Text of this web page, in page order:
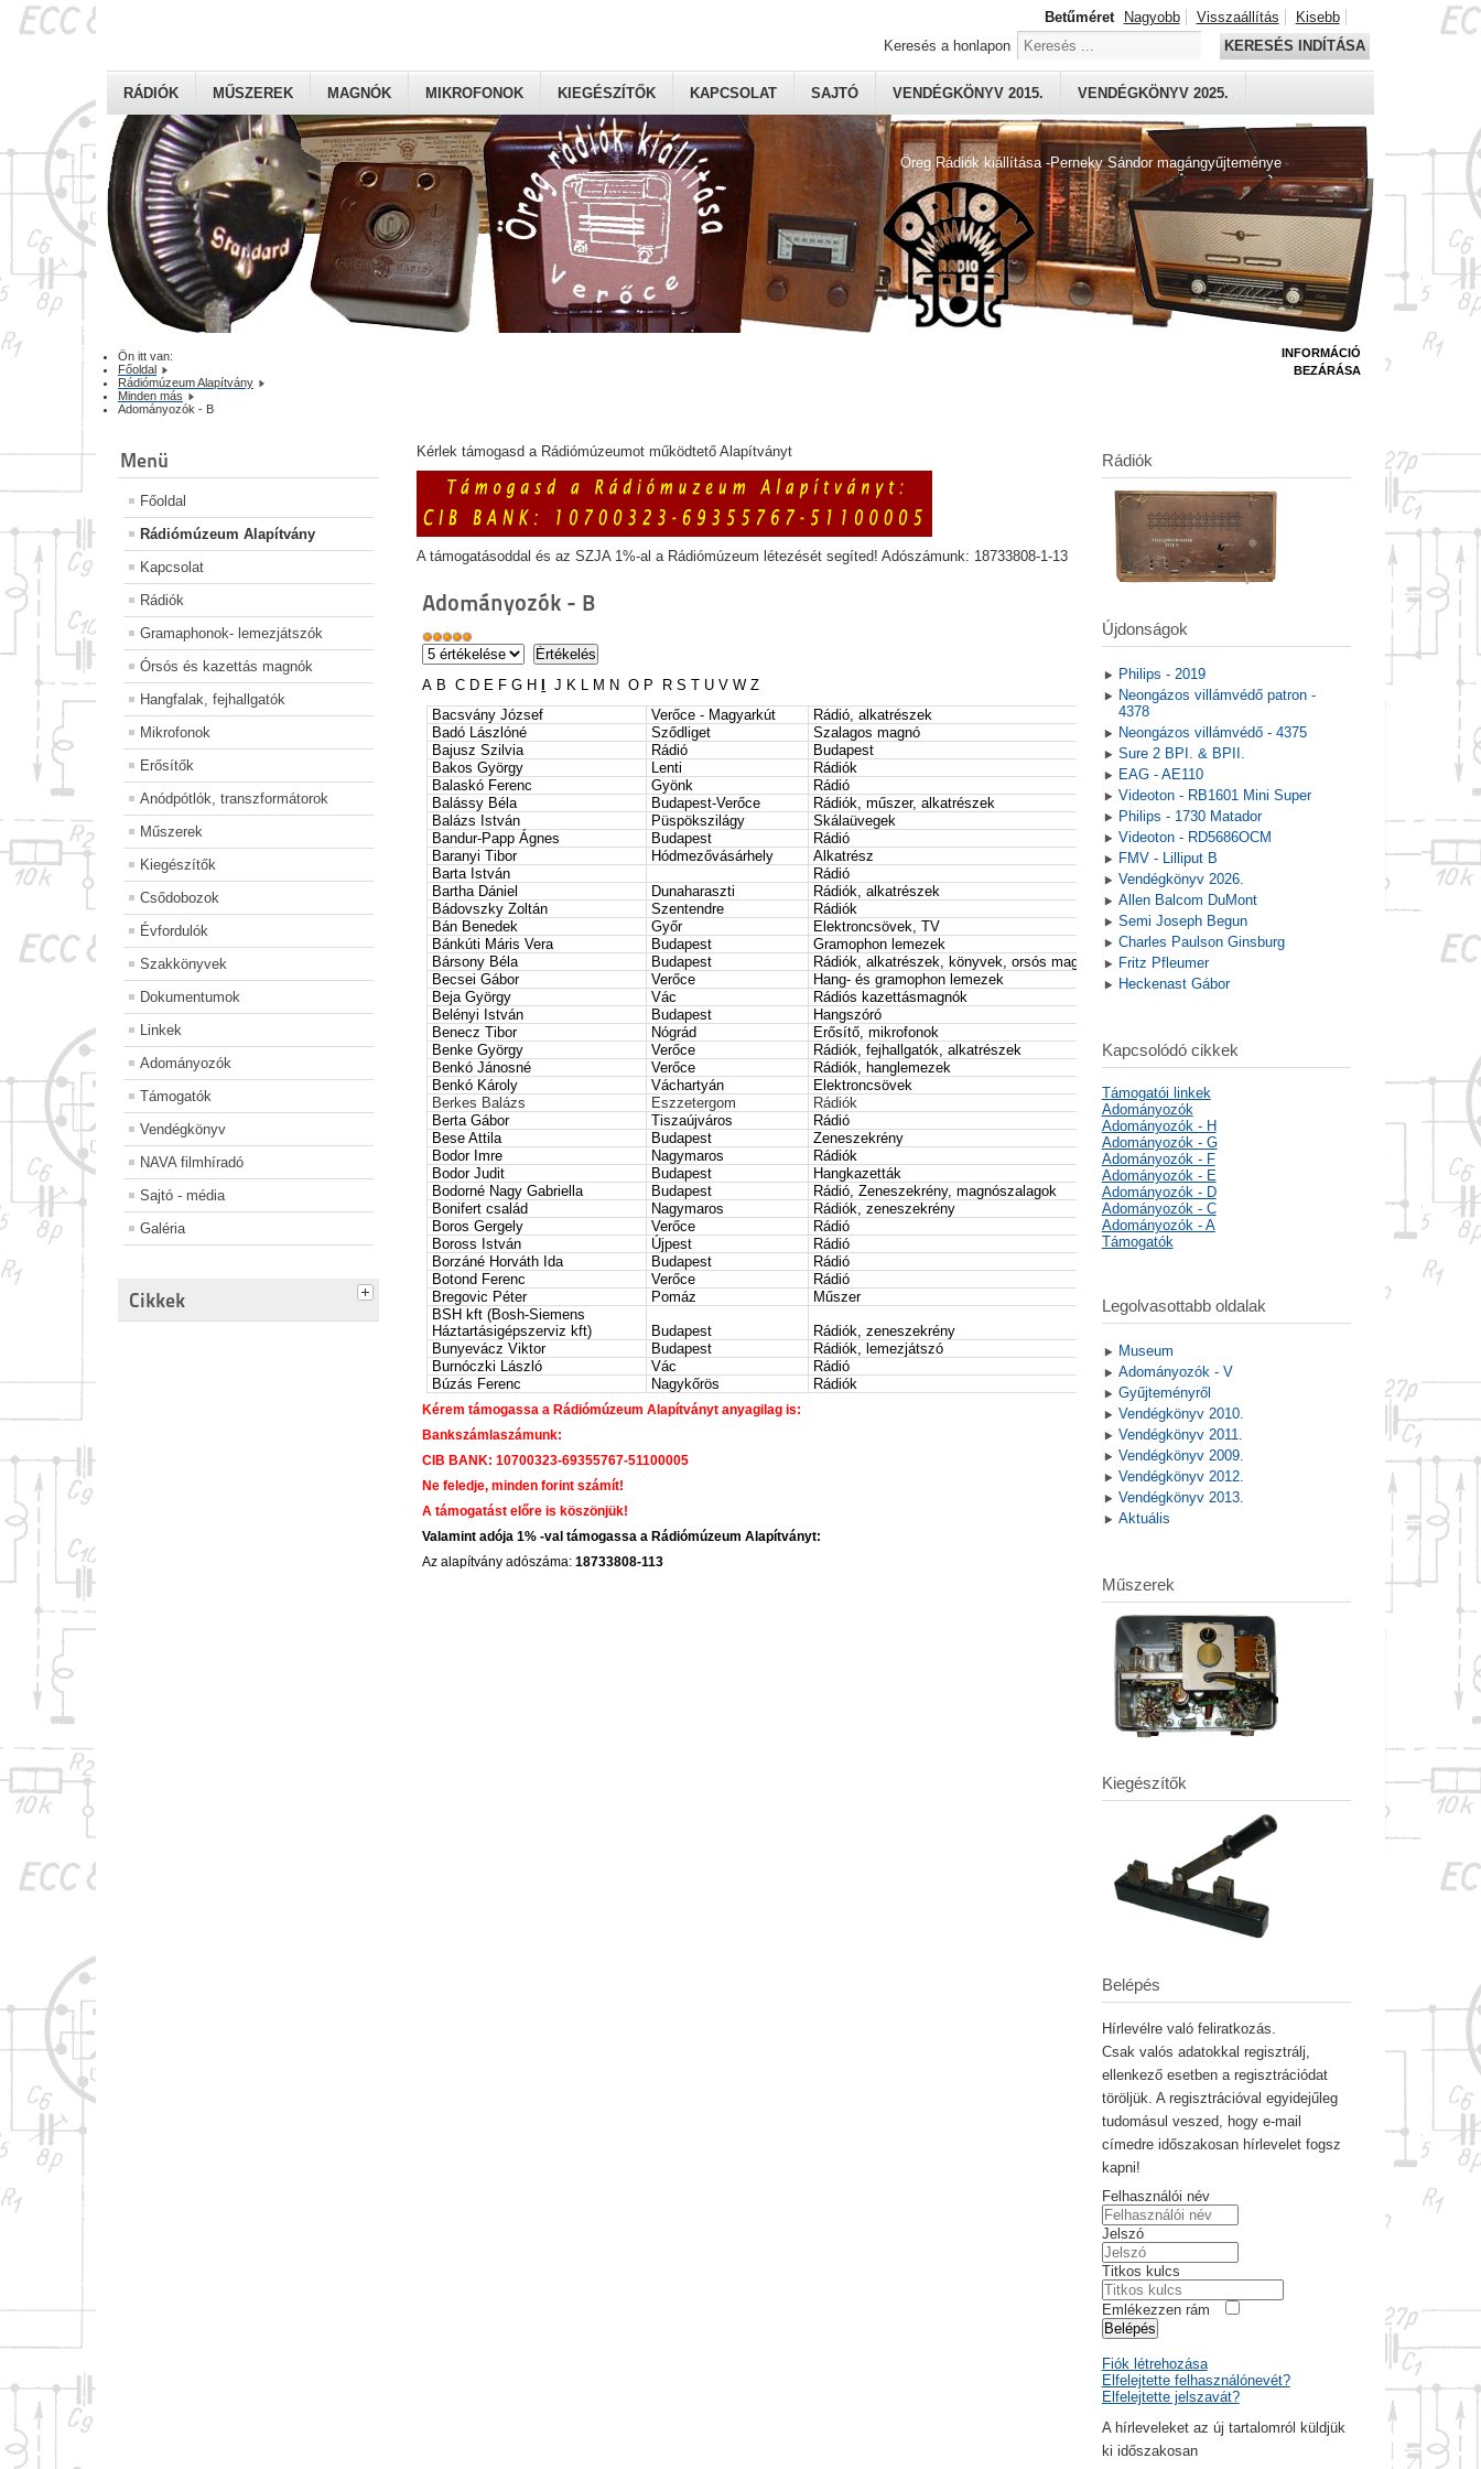
Öreg Rádiók kiállítása -Perneky Sándor magángyűjteménye
RÁDIÓK MŰSZEREK MAGNÓK MIKROFONOK KIEGÉSZÍTŐK KAPCSOLAT SAJTÓ VENDÉGKÖNYV 2015. VENDÉGKÖNYV 2025.
Betűméret Nagyobb Visszaállítás
Kisebb
Keresés a honlapon
KERESÉS INDÍTÁSA
Ön itt van:
Főoldal
Rádiómúzeum Alapítvány
Minden más
Adományozók - B
Menü
Főoldal
Rádiómúzeum Alapítvány
Kapcsolat
Rádiók
Gramaphonok- lemezjátszók
Órsós és kazettás magnók
Hangfalak, fejhallgatók
Mikrofonok
Erősítők
Anódpótlók, transzformátorok
Műszerek
Kiegészítők
Csődobozok
Évfordulók
Szakkönyvek
Dokumentumok
Linkek
Adományozók
Támogatók
Vendégkönyv
NAVA filmhíradó
Sajtó - média
Galéria
Cikkek
Kérlek támogasd a Rádiómúzeumot működtető Alapítványt
A támogatásoddal és az SZJA 1%-al a Rádiómúzeum létezését segíted! Adószámunk: 18733808-1-13
Adományozók - B
A BC D E F G H J K L M NO P R S T U V W Z
Bacsvány József
Verőce - Magyarkút
Rádió, alkatrészek
Badó Lászlóné
Sződliget
Szalagos magnó
Bajusz Szilvia
Rádió
Budapest
Bakos György
Lenti
Rádiók
Balaskó Ferenc
Gyönk
Rádió
Balássy Béla
Budapest-Verőce
Rádiók, műszer, alkatrészek
Balázs István
Püspökszilágy
Skálaüvegek
Bandur-Papp Ágnes
Budapest
Rádió
Baranyi Tibor
Hódmezővásárhely
Alkatrész
Barta István
Rádió
Bartha Dániel
Dunaharaszti
Rádiók, alkatrészek
Bádovszky Zoltán
Szentendre
Rádiók
Bán Benedek
Győr
Elektroncsövek, TV
Bánkúti Máris Vera
Budapest
Gramophon lemezek
Bársony Béla
Budapest
Rádiók, alkatrészek, könyvek, orsós magnószalagok
Becsei Gábor
Verőce
Hang- és gramophon lemezek
Beja György
Vác
Rádiós kazettásmagnók
Belényi István
Budapest
Hangszóró
Benecz Tibor
Nógrád
Erősítő, mikrofonok
Benke György
Verőce
Rádiók, fejhallgatók, alkatrészek
Benkó Jánosné
Verőce
Rádiók, hanglemezek
Benkó Károly
Váchartyán
Elektroncsövek
Berkes Balázs
Eszzetergom
Rádiók
Berta Gábor
Tiszaújváros
Rádió
Bese Attila
Budapest
Zeneszekrény
Bodor Imre
Nagymaros
Rádiók
Bodor Judit
Budapest
Hangkazetták
Bodorné Nagy Gabriella
Budapest
Rádió, Zeneszekrény, magnószalagok
Bonifert család
Nagymaros
Rádiók, zeneszekrény
Boros Gergely
Verőce
Rádió
Boross István
Újpest
Rádió
Borzáné Horváth Ida
Budapest
Rádió
Botond Ferenc
Verőce
Rádió
Bregovic Péter
Pomáz
Műszer
BSH kft (Bosh-Siemens
Háztartásigépszerviz kft)
Budapest
Rádiók, zeneszekrény
Bunyevácz Viktor
Budapest
Rádiók, lemezjátszó
Burnóczki László
Vác
Rádió
Búzás Ferenc
Nagykőrös Rádiók
Kérem támogassa a Rádiómúzeum Alapítványt anyagilag is:
Bankszámlaszámunk:
CIB BANK: 10700323-69355767-51100005
Ne feledje, minden forint számít!
A támogatást előre is köszönjük!
Valamint adója 1% -val támogassa a Rádiómúzeum Alapítványt:
Az alapítvány adószáma:18733808-113
INFORMÁCIÓ
BEZÁRÁSA
Rádiók
Újdonságok
Philips - 2019
Neongázos villámvédő patron -
4378
Neongázos villámvédő - 4375
Sure 2 BPI. & BPII.
EAG - AE110
Videoton - RB1601 Mini Super
Philips - 1730 Matador
Videoton - RD5686OCM
FMV - Lilliput B
Vendégkönyv 2026.
Allen Balcom DuMont
Semi Joseph Begun
Charles Paulson Ginsburg
Fritz Pfleumer
Heckenast Gábor
Kapcsolódó cikkek
Támogatói linkek
Adományozók
Adományozók - H
Adományozók - G
Adományozók - F
Adományozók - E
Adományozók - D
Adományozók - C
Adományozók - A
Támogatók
Legolvasottabb oldalak
Museum
Adományozók - V
Gyűjteményről
Vendégkönyv 2010.
Vendégkönyv 2011.
Vendégkönyv 2009.
Vendégkönyv 2012.
Vendégkönyv 2013.
Aktuális
Műszerek
Kiegészítők
Belépés
Hírlevélre való feliratkozás.
Csak valós adatokkal regisztrálj,
ellenkező esetben a regisztrációdat
töröljük. A regisztrációval egyidejűleg
tudomásul veszed, hogy e-mail
címedre időszakosan hírlevelet fogsz
kapni!
Felhasználói név
Jelszó
Titkos kulcs
Emlékezzen rám
Belépés
Fiók létrehozása
Elfelejtette felhasználónevét?
Elfelejtette jelszavát?
A hírleveleket az új tartalomról küldjük
ki időszakosan